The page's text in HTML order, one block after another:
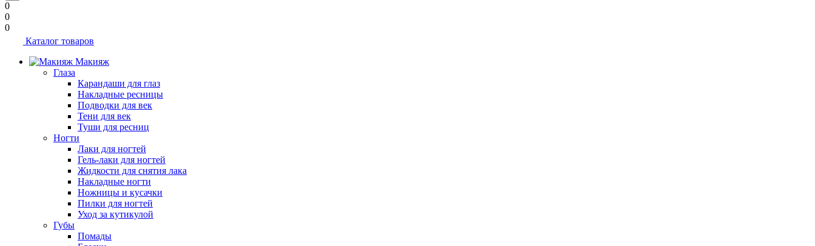
0
0
0
Каталог товаров
Макияж
Глаза
Карандаши для глаз
Накладные ресницы
Подводки для век
Тени для век
Туши для ресниц
Ногти
Лаки для ногтей
Гель-лаки для ногтей
Жидкости для снятия лака
Накладные ногти
Ножницы и кусачки
Пилки для ногтей
Уход за кутикулой
Губы
Помады